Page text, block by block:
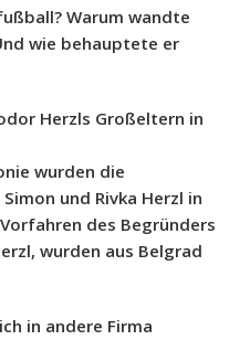
Warum wandte
wie behauptete er
Herzls Großeltern in
wurden die
und Rivka Herzl in
des Begründers
wurden aus Belgrad
in andere Firma